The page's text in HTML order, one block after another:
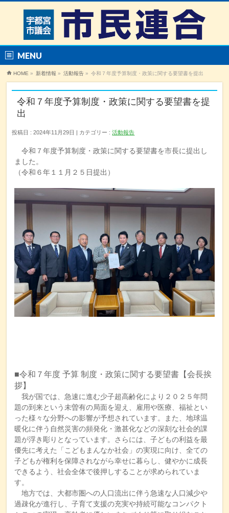
MENU
HOME » 新着情報 » 活動報告 » 令和７年度予算制度・政策に関する要望書を提出
令和７年度予算制度・政策に関する要望書を提
出
投稿日 : 2024年11月29日 カテゴリー :活動報告
令和７年度予算制度・政策に関する要望書を市長に提出し
ました。
（令和６年１１月２５日提出）
■令和７年度 予算 制度・政策に関する要望書【会長挨
拶】
我が国では、急速に進む少子超高齢化により２０２５年問
題の到来という未曽有の局面を迎え、雇用や医療、福祉とい
った様々な分野への影響が予想されています。また、地球温
暖化に伴う自然災害の頻発化・激甚化などの深刻な社会的課
題が浮き彫りとなっています。さらには、子どもの利益を最
優先に考えた「こどもまんなか社会」の実現に向け、全ての
子どもが権利を保障されながら幸せに暮らし、健やかに成長
できるよう、社会全体で後押しすることが求められていま
す。
地方では、大都市圏への人口流出に伴う急速な人口減少や
過疎化が進行し、子育て支援の充実や持続可能なコンパクト